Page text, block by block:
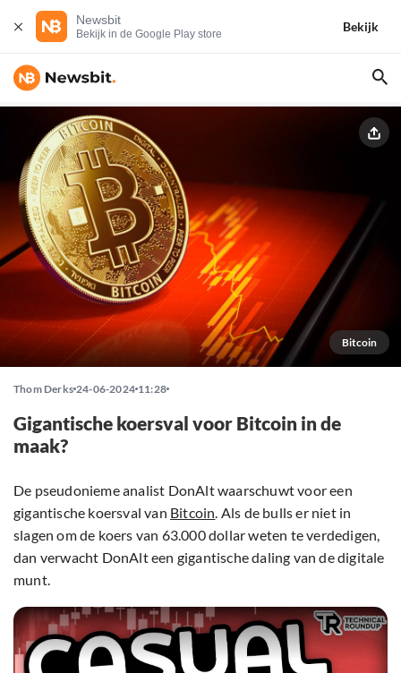
Newsbit
Bekijk in de Google Play store
Bekijk
Bitcoin
Thom Derks 24-06-2024 11:28
Gigantische koersval voor Bitcoin in de
maak?
De pseudonieme analist DonAlt waarschuwt voor een
gigantische koersval van Bitcoin. Als de bulls er niet in
slagen om de koers van 63.000 dollar weten te verdedigen,
dan verwacht DonAlt een gigantische daling van de digitale
munt.